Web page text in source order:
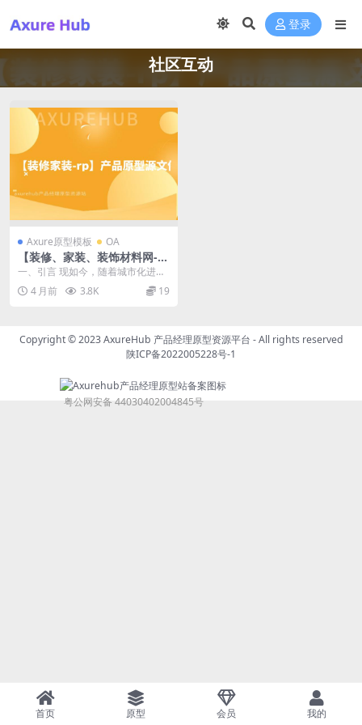
登录
社区互动
Axure原型模板 OA
【装修、家装、装饰材料网-r
p】产品原型源文件
一、引言 现如今，随着城市化进程
的不断推进和人们生活水平的提
高，对于房屋的装修和...
4 月前 3.8K 19
Copyright © 2023AxureHub 产品经理原型资源平台 - All rights reserved
陕ICP备2022005228号-1
粤公网安备 44030402004845号
首页 原型 会员 我的